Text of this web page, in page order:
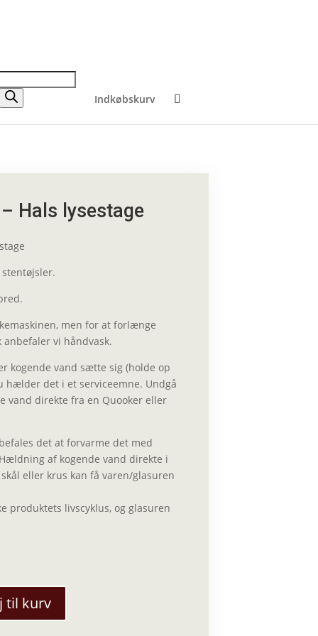
Indkøbskurv
Hals lysestage
men for at forlænge
vi håndvask.
kogende vand sætte sig (holde op
hælder det i et serviceemne. Undgå
vand direkte fra en Quooker eller
det at forvarme det med
af kogende vand direkte i
eller krus kan få varen/glasuren
produktets livscyklus, og glasuren
til kurv